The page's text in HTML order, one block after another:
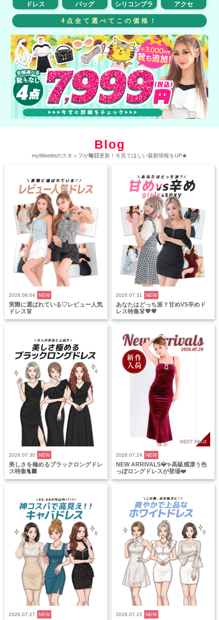
ドレス バッグ シリコンブラ アクセ
4点全て選べてこの価格！
Blog
myMinetteのスタッフが毎日 更新！今見てほしい最新情報をUP★
2026.08.04 NEW
実際に選ばれている♡レビュー人気
ドレス👗
2026.07.31 NEW
あなたはどっち派？甘めVS辛めド
レス特集👗💖🖤
2026.07.30 NEW
美しさを極めるブラックロングドレ
ス特集🐈‍⬛
2026.07.29 NEW
NEW ARRIVALS💎✨高級感漂う色
っぽロングドレスが登場❤️
2026.07.27 NEW 2026.07.23 NEW